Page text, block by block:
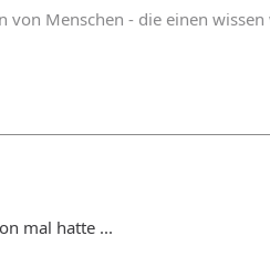
von Menschen - die einen
mal hatte ...